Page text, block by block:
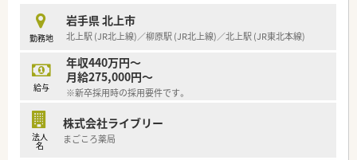
勤務地
岩手県 北上市
北上駅 (JR北上線)／柳原駅 (JR北上線)／北上駅 (JR東北本線)
給与
年収440万円～
月給275,000円～
※新卒採用時の採用要件です。
法人
名
株式会社ライブリー
まごころ薬局